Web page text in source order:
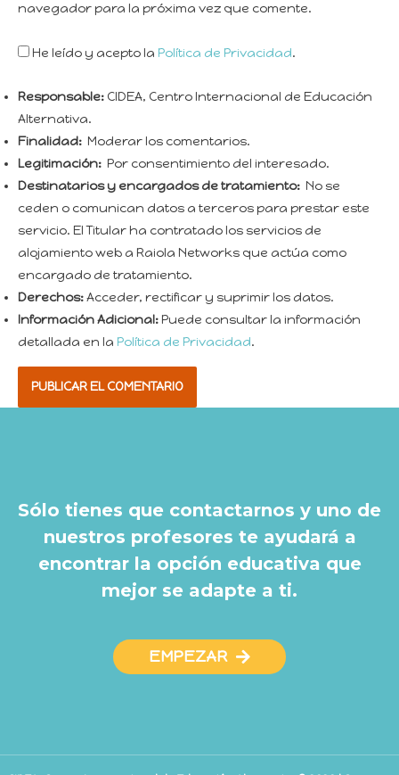
navegador para la próxima vez que comente.
He leído y acepto la Política de Privacidad.
Responsable: CIDEA, Centro Internacional de Educación
Alternativa.
Finalidad: Moderar los comentarios.
Legitimación: Por consentimiento del interesado.
Destinatarios y encargados de tratamiento: No se
ceden o comunican datos a terceros para prestar este
servicio. El Titular ha contratado los servicios de
alojamiento web a Raiola Networks que actúa como
encargado de tratamiento.
Derechos:Acceder, rectificar y suprimir los datos.
Información Adicional: Puede consultar la información
detallada en la Política de Privacidad.
Sólo tienes que contactarnos y uno de
nuestros profesores te ayudará a
encontrar la opción educativa que
mejor se adapte a ti.
EMPEZAR